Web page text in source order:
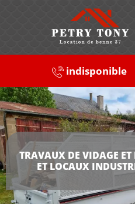
indisponible
TRAVAUX DE VIDAGE ET
ET LOCAUX